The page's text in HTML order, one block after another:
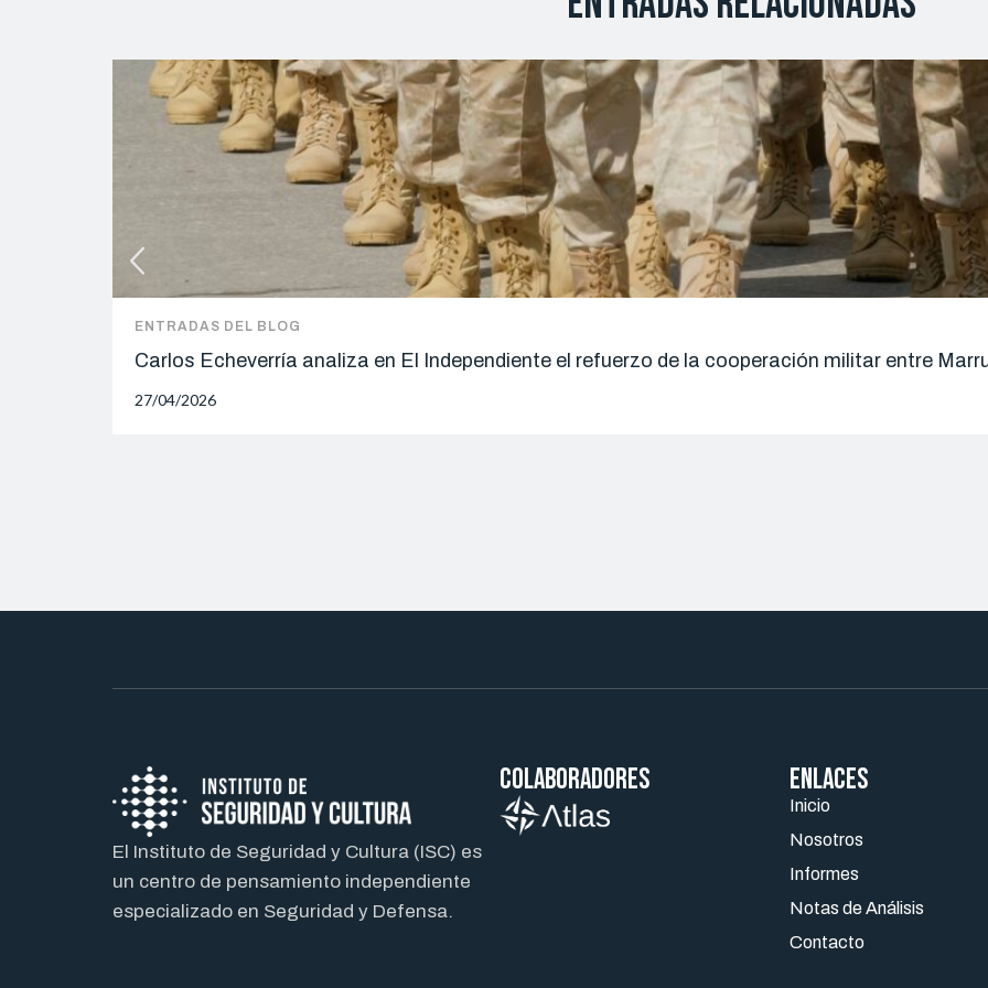
ENTRADAS DEL BLOG
Carlos Echeverría analiza en El Independiente el refuerzo de la cooperación militar entre
27/04/2026
El Instituto de Seguridad y Cultura (ISC) es
un centro de pensamiento independiente
especializado en Seguridad y Defensa.
Colaboradores ENLACES
Inicio
Nosotros
Informes
Notas de Análisis
Contacto